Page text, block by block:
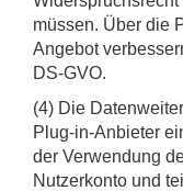
müssen. Über die
Angebot
DS-GVO.
(4) Die
Plug-in-Anbieter
der Verwendung
Nutzerkonto und